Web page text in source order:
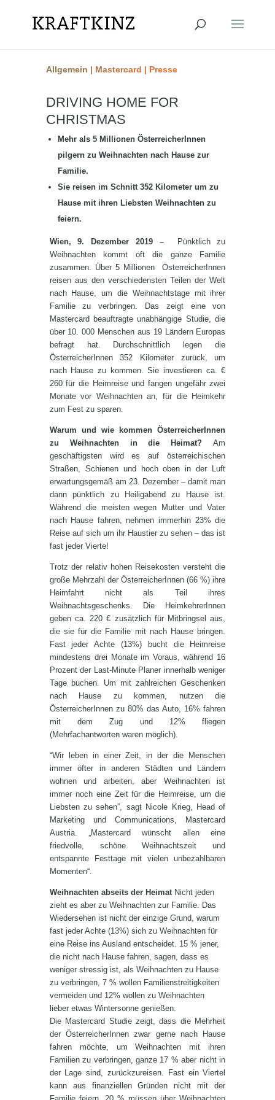
Allgemein | Mastercard | Presse
DRIVING HOME FOR
CHRISTMAS
Mehr als 5 Millionen ÖsterreicherInnen
pilgern zu Weihnachten nach Hause zur
Familie.
Sie reisen im Schnitt 352 Kilometer um zu
Hause mit ihren Liebsten Weihnachten zu
feiern.
Wien, 9. Dezember 2019 –
Pünktlich zu
Weihnachten kommt oft die ganze Familie
zusammen. Über 5 Millionen ÖsterreicherInnen
reisen aus den verschiedensten Teilen der Welt
nach Hause, um die Weihnachtstage mit ihrer
Familie zu verbringen. Das zeigt eine von
Mastercard beauftragte unabhängige Studie, die
über 10. 000 Menschen aus 19 Ländern Europas
befragt hat. Durchschnittlich legen die
ÖsterreicherInnen 352 Kilometer zurück, um
nach Hause zu kommen. Sie investieren ca. €
260 für die Heimreise und fangen ungefähr zwei
Monate vor Weihnachten an, für die Heimkehr
zum Fest zu sparen.
Warum und wie kommen ÖsterreicherInnen
zu Weihnachten in die Heimat?Am
geschäftigsten wird es auf österreichischen
Straßen, Schienen und hoch oben in der Luft
erwartungsgemäß am 23. Dezember – damit man
dann pünktlich zu Heiligabend zu Hause ist.
Während die meisten wegen Mutter und Vater
nach Hause fahren, nehmen immerhin 23% die
Reise auf sich um ihr Haustier zu sehen – das ist
fast jeder Vierte!
Trotz der relativ hohen Reisekosten versteht die
große Mehrzahl der ÖsterreicherInnen (66 %) ihre
Heimfahrt nicht als Teil ihres
Weihnachtsgeschenks. Die HeimkehrerInnen
geben ca. 220 € zusätzlich für Mitbringsel aus,
die sie für die Familie mit nach Hause bringen.
Fast jeder Achte (13%) bucht die Heimreise
mindestens drei Monate im Voraus, während 16
Prozent der Last-Minute Planer innerhalb weniger
Tage buchen. Um mit zahlreichen Geschenken
nach Hause zu kommen, nutzen die
ÖsterreicherInnen zu 80% das Auto, 16% fahren
mit dem Zug und 12% fliegen
(Mehrfachantworten waren möglich).
“Wir leben in einer Zeit, in der die Menschen
immer öfter in anderen Städten und Ländern
wohnen und arbeiten, aber Weihnachten ist
immer noch eine Zeit für die Heimreise, um die
Liebsten zu sehen”, sagt Nicole Krieg, Head of
Marketing und Communications, Mastercard
Austria. „Mastercard wünscht allen eine
friedvolle, schöne Weihnachtszeit und
entspannte Festtage mit vielen unbezahlbaren
Momenten“.
Weihnachten abseits der Heimat Nicht jeden
zieht es aber zu Weihnachten zur Familie. Das
Wiedersehen ist nicht der einzige Grund, warum
fast jeder Achte (13%) sich zu Weihnachten für
eine Reise ins Ausland entscheidet. 15 % jener,
die nicht nach Hause fahren, sagen, dass es
weniger stressig ist, als Weihnachten zu Hause
zu verbringen, 7 % wollen Familienstreitigkeiten
vermeiden und 12% wollen zu Weihnachten
lieber etwas Wintersonne genießen.
Die Mastercard Studie zeigt, dass die Mehrheit
der ÖsterreicherInnen zwar gerne nach Hause
fahren möchte, um Weihnachten mit ihren
Familien zu verbringen, ganze 17 % aber nicht in
der Lage sind, zurückzureisen. Fast ein Viertel
kann aus finanziellen Gründen nicht mit der